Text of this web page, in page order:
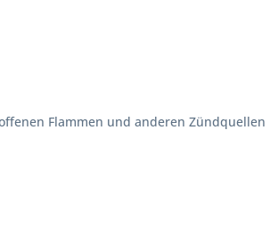
Flammen und anderen Zündquellen